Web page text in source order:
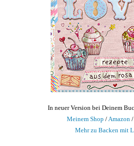
In neuer Version bei Deinem
Meinem Shop / Amazon /
Mehr zu Backen mit